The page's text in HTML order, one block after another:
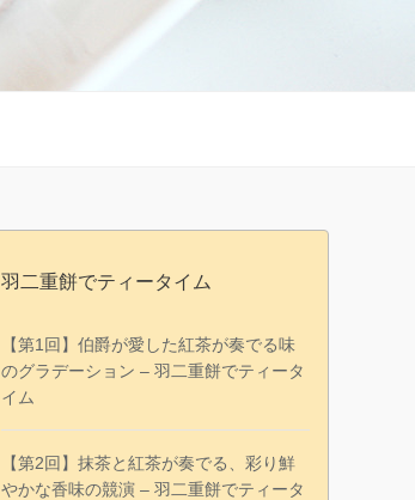
羽二重餅でティータイム
【第1回】伯爵が愛した紅茶が奏でる味
のグラデーション – 羽二重餅でティータ
イム
【第2回】抹茶と紅茶が奏でる、彩り鮮
やかな香味の競演 – 羽二重餅でティータ